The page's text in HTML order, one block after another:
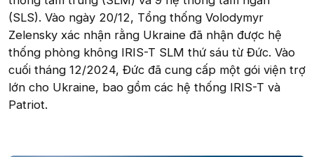
(SLS). Vào ngày 20/12, Tổng thống Volodymyr
Zelensky xác nhận rằng Ukraine đã nhận được hệ
thống phòng không IRIS-T SLM thứ sáu từ Đức. Vào
cuối tháng 12/2024, Đức đã cung cấp một gói viện trợ
lớn cho Ukraine, bao gồm các hệ thống IRIS-T và
Patriot.